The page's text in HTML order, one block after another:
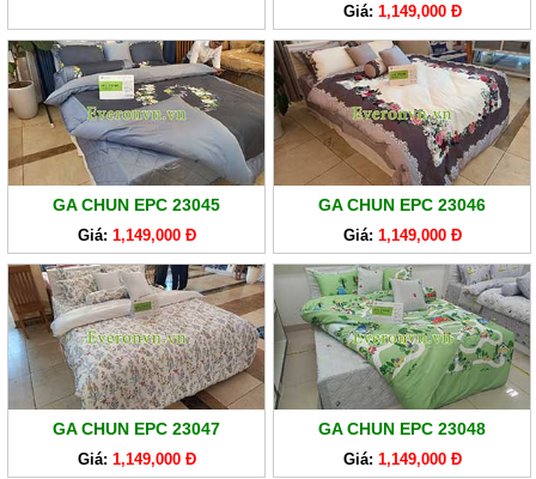
GIẢM
GIÁ
CHĂN
GA
EVERONLITE
SẢN
PHẨM
HÀNG
LẺ
SẢN
PHẨM
KHÁC
Giá: 1,149,000 Đ
GA CHUN EPC 23045
Giá: 1,149,000 Đ
GA CHUN EPC 23046
Giá: 1,149,000 Đ
GA CHUN EPC 23047
Giá: 1,149,000 Đ
GA CHUN EPC 23048
Giá: 1,149,000 Đ